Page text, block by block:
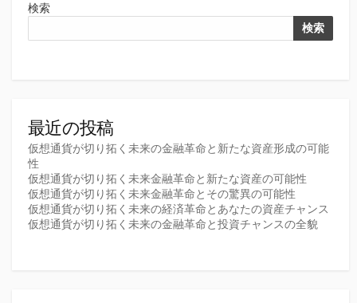
検索
検索
最近の投稿
仮想通貨が切り拓く未来の金融革命と新たな資産形成の可能
性
仮想通貨が切り拓く未来金融革命と新たな資産の可能性
仮想通貨が切り拓く未来金融革命とその驚異の可能性
仮想通貨が切り拓く未来の経済革命とあなたの資産チャンス
仮想通貨が切り拓く未来の金融革命と投資チャンスの全貌